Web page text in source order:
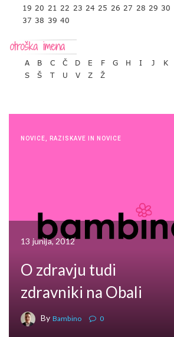
19 20 21 22 23 24 25 26 27 28 29 30
37 38 39 40
A B C Č D E F G H I J K
S
Š T U V Z Ž
NOVICE RAZISKAVE IN NOVICE
13 junija, 2012
O zdravju tudi
zdravniki na Obali
By Bambino 0